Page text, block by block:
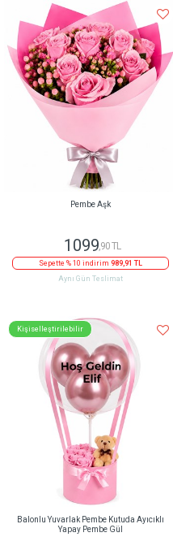
Pembe Aşk
1099 ,90 TL
Sepette % 10 indirim 989,91 TL
Aynı Gün Teslimat
Kişiselleştirilebilir
Balonlu Yuvarlak Pembe Kutuda Ayıcıklı
Yapay Pembe Gül